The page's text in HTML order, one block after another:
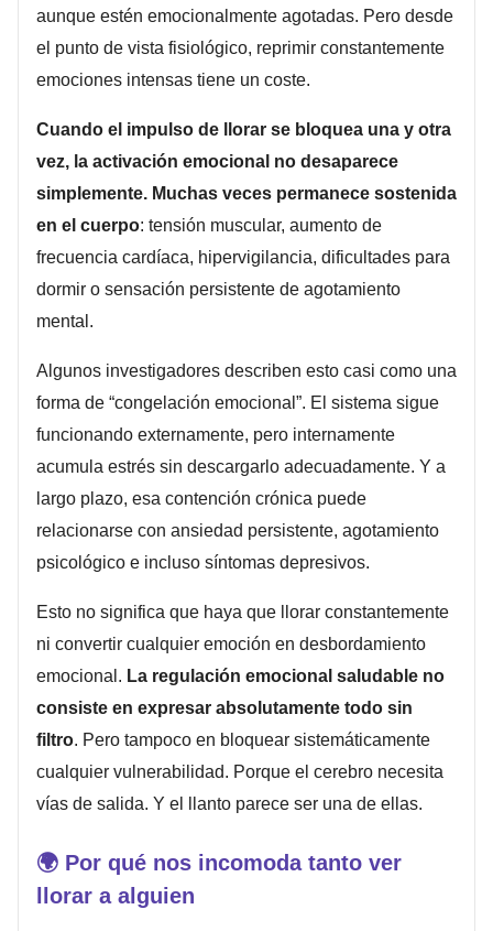
aunque estén emocionalmente agotadas. Pero desde
el punto de vista fisiológico, reprimir constantemente
emociones intensas tiene un coste.
Cuando el impulso de llorar se bloquea una y otra
vez, la activación emocional no desaparece
simplemente. Muchas veces permanece sostenida
en el cuerpo: tensión muscular, aumento de
frecuencia cardíaca, hipervigilancia, dificultades para
dormir o sensación persistente de agotamiento
mental.
Algunos investigadores describen esto casi como una
forma de “congelación emocional”. El sistema sigue
funcionando externamente, pero internamente
acumula estrés sin descargarlo adecuadamente. Y a
largo plazo, esa contención crónica puede
relacionarse con ansiedad persistente, agotamiento
psicológico e incluso síntomas depresivos.
Esto no significa que haya que llorar constantemente
ni convertir cualquier emoción en desbordamiento
emocional. La regulación emocional saludable no
consiste en expresar absolutamente todo sin
filtro. Pero tampoco en bloquear sistemáticamente
cualquier vulnerabilidad. Porque el cerebro necesita
vías de salida. Y el llanto parece ser una de ellas.
🌍 Por qué nos incomoda tanto ver
llorar a alguien